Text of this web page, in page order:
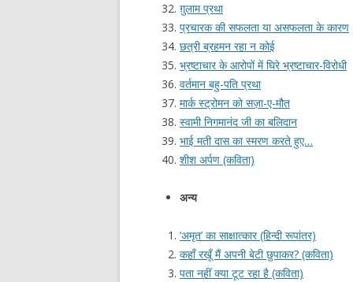
ग़ुलाम प्रथा
प्रचारक की सफलता या असफलता के कारण
छत्री ब्रहमन रहा न कोई
भ्रष्टाचार के आरोपों में घिरे भ्रष्टाचार-विरोधी
वर्तमान बहु-पति प्रथा
मार्क स्ट्रोमन को सज़ा-ए-मौत
स्वामी निगमानंद जी का बलिदान
भाई मती दास का स्मरण करते हुए…
शीश अर्पण (कविता)
अन्य
‘अमृत’ का साक्षात्कार (हिन्दी रूपांतर)
कहाँ रखूँ मैं अपनी बेटी छुपाकर? (कविता)
पता नहीं क्या टूट रहा है (कविता)